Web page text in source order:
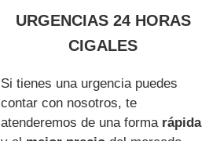
URGENCIAS 24 HORAS
CIGALES
Si tienes una urgencia puedes
contar con nosotros, te
atenderemos de una forma rápida